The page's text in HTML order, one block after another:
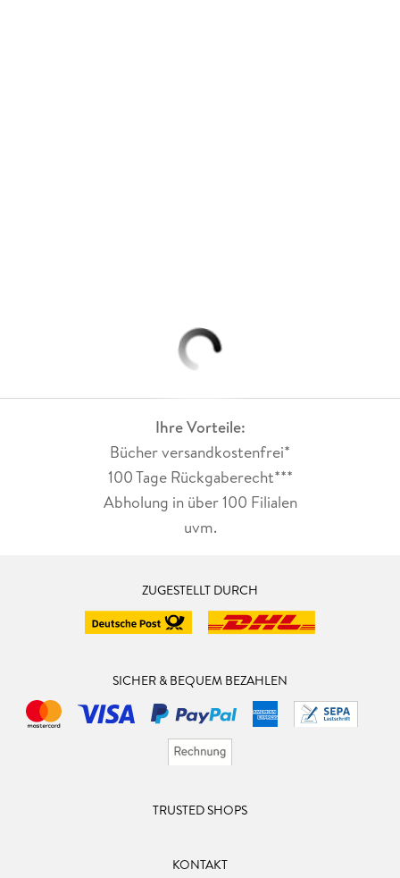
Ihre Vorteile:
Bücher versandkostenfrei*
100 Tage Rückgaberecht***
Abholung in über 100 Filialen
uvm.
ZUGESTELLT DURCH
SICHER & BEQUEM BEZAHLEN
TRUSTED SHOPS
KONTAKT